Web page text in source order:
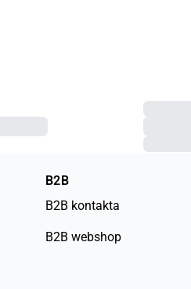
B2B
B2B kontakta
B2B webshop